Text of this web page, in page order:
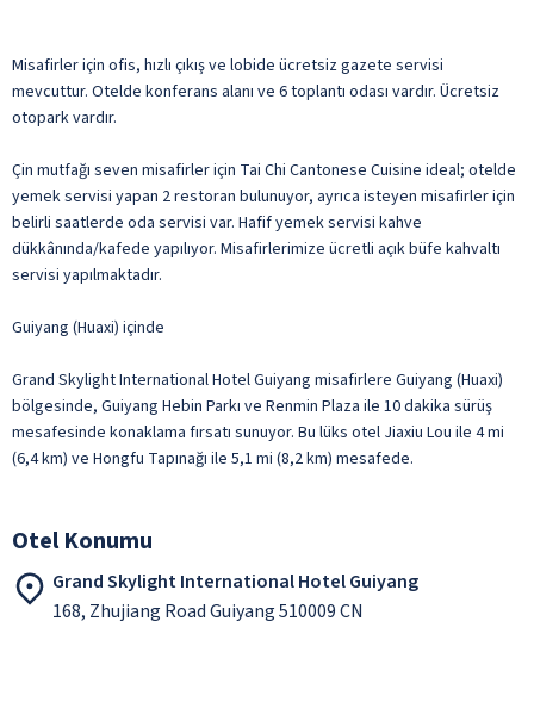
Misafirler için ofis, hızlı çıkış ve lobide ücretsiz gazete servisi
mevcuttur. Otelde konferans alanı ve 6 toplantı odası vardır. Ücretsiz
otopark vardır.
Çin mutfağı seven misafirler için Tai Chi Cantonese Cuisine ideal; otelde
yemek servisi yapan 2 restoran bulunuyor, ayrıca isteyen misafirler için
belirli saatlerde oda servisi var. Hafif yemek servisi kahve
dükkânında/kafede yapılıyor. Misafirlerimize ücretli açık büfe kahvaltı
servisi yapılmaktadır.
Guiyang (Huaxi) içinde
Grand Skylight International Hotel Guiyang misafirlere Guiyang (Huaxi)
bölgesinde, Guiyang Hebin Parkı ve Renmin Plaza ile 10 dakika sürüş
mesafesinde konaklama fırsatı sunuyor. Bu lüks otel Jiaxiu Lou ile 4 mi
(6,4 km) ve Hongfu Tapınağı ile 5,1 mi (8,2 km) mesafede.
Otel Konumu
Grand Skylight International Hotel Guiyang
168, Zhujiang Road Guiyang 510009 CN